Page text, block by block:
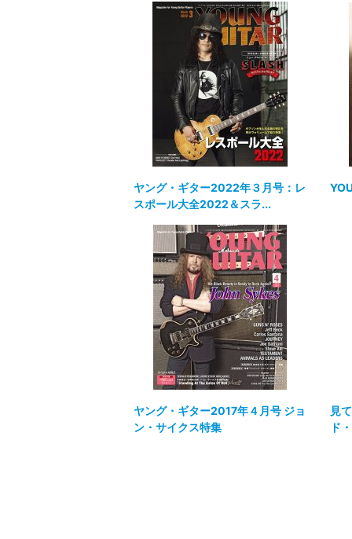
ヤング・ギター2022年３月号：レ
スポール大全2022＆スラ...
ヤング・ギター2017年４月号 ジョ
ン・サイクス特集
見
ド